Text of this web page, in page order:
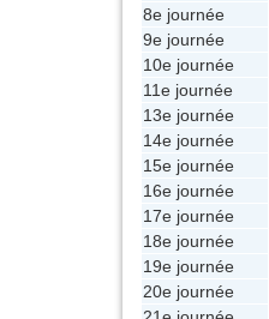
8e journée
9e journée
10e journée
11e journée
13e journée
14e journée
15e journée
16e journée
17e journée
18e journée
19e journée
20e journée